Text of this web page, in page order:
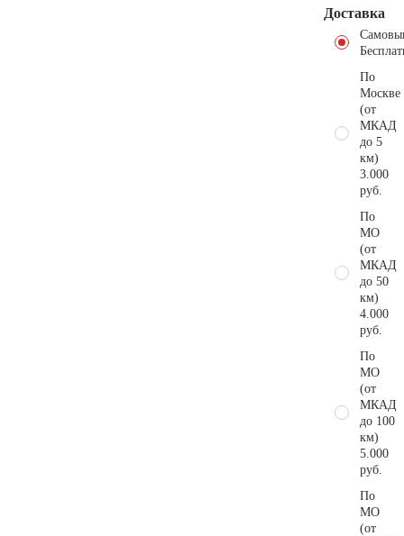
Доставка
По
Москве
(от
МКАД
до 5
км)
3.000
руб.
По
МО
(от
МКАД
до 50
км)
4.000
руб.
По
МО
(от
МКАД
до 100
км)
5.000
руб.
По
МО
(от